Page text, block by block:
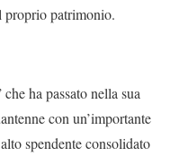
proprio patrimonio.
che ha passato nella sua
con un’importante
spendente consolidato